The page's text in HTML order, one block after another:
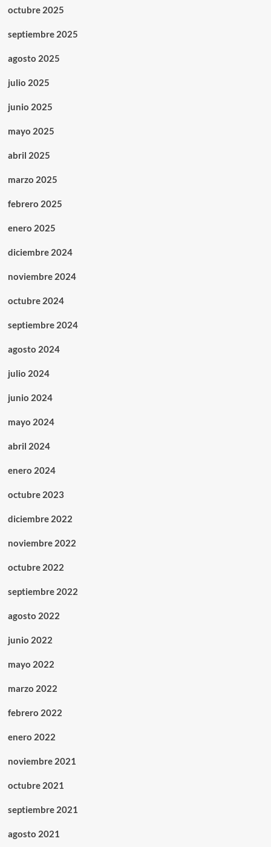
octubre 2025
septiembre 2025
agosto 2025
julio 2025
junio 2025
mayo 2025
abril 2025
marzo 2025
febrero 2025
enero 2025
diciembre 2024
noviembre 2024
octubre 2024
septiembre 2024
agosto 2024
julio 2024
junio 2024
mayo 2024
abril 2024
enero 2024
octubre 2023
diciembre 2022
noviembre 2022
octubre 2022
septiembre 2022
agosto 2022
junio 2022
mayo 2022
marzo 2022
febrero 2022
enero 2022
noviembre 2021
octubre 2021
septiembre 2021
agosto 2021